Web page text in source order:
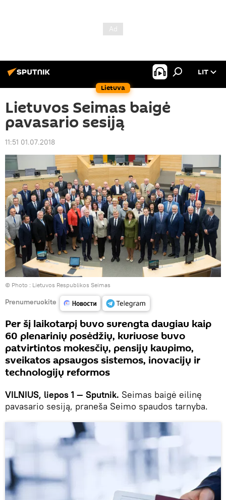
Lietuva
LIT
Lietuvos Seimas baigė
pavasario sesiją
11:51 01.07.2018
© Photo : Lietuvos Respublikos Seimas
Prenumeruokite
Per šį laikotarpį buvo surengta daugiau kaip
60 plenarinių posėdžių, kuriuose buvo
patvirtintos mokesčių, pensijų kaupimo,
sveikatos apsaugos sistemos, inovacijų ir
technologijų reformos
VILNIUS, liepos 1 — Sputnik. Seimas baigė eilinę
pavasario sesiją, praneša Seimo spaudos tarnyba.